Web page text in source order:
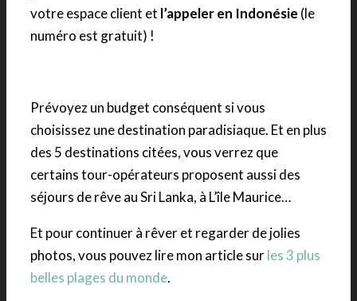
votre espace client et l’appeler en Indonésie (le
numéro est gratuit) !
Prévoyez un budget conséquent si vous
choisissez une destination paradisiaque. Et en plus
des 5 destinations citées, vous verrez que
certains tour-opérateurs proposent aussi des
séjours de rêve au Sri Lanka, à L’île Maurice…
Et pour continuer à rêver et regarder de jolies
photos, vous pouvez lire mon article surles 3 plus
belles plages du monde.